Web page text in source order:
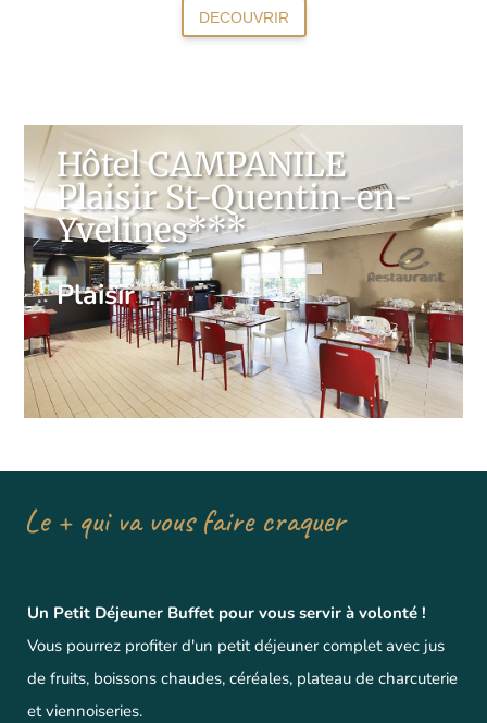
Hôtel CAMPANILE
Plaisir St-Quentin-en-
Yvelines***
Plaisir
DECOUVRIR
Le + qui va vous faire craquer
Un Petit Déjeuner Buffet pour vous servir à volonté !
Vous pourrez profiter d'un petit déjeuner complet avec jus
de fruits, boissons chaudes, céréales, plateau de charcuterie
et viennoiseries.